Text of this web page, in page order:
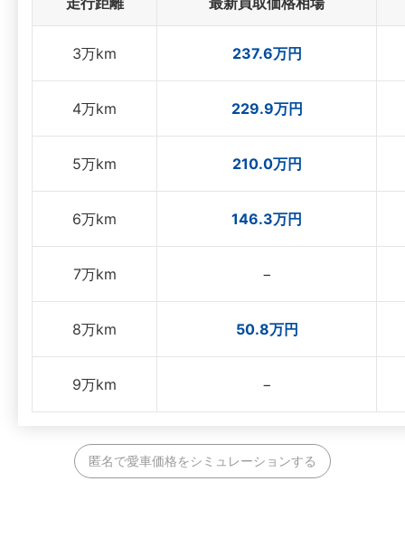
3万km 237.6万円
4万km 229.9万円
5万km 210.0万円
6万km 146.3万円
7万km −
8万km 50.8万円
9万km −
匿名で愛車価格をシミュレーションする